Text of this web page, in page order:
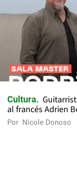
Cultura
al francés Adrien
Por Nicole Donoso